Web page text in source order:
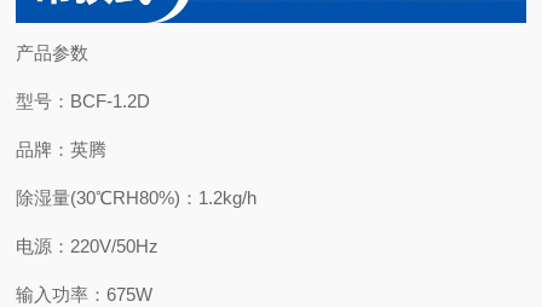
产品参数
型号：BCF-1.2D
品牌：英腾
除湿量(30℃RH80%)：1.2kg/h
电源：220V/50Hz
输入功率：675W